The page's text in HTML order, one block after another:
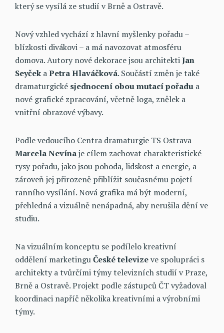
který se vysílá ze studií v Brně a Ostravě.
Nový vzhled vychází z hlavní myšlenky pořadu –
blízkosti divákovi – a má navozovat atmosféru
domova. Autory nové dekorace jsou architektiJan
Seyček aPetra Hlaváčková. Součástí změn je také
dramaturgické sjednocení obou mutací pořadu a
nové grafické zpracování, včetně loga, znělek a
vnitřní obrazové výbavy.
Podle vedoucího Centra dramaturgie TS Ostrava
Marcela Nevínaje cílem zachovat charakteristické
rysy pořadu, jako jsou pohoda, lidskost a energie, a
zároveň jej přirozeně přiblížit současnému pojetí
ranního vysílání. Nová grafika má být moderní,
přehledná a vizuálně nenápadná, aby nerušila dění ve
studiu.
Na vizuálním konceptu se podílelo kreativní
oddělení marketinguČeské televizeve spolupráci s
architekty a tvůrčími týmy televizních studií v Praze,
Brně a Ostravě. Projekt podle zástupců ČT vyžadoval
koordinaci napříč několika kreativními a výrobními
týmy.